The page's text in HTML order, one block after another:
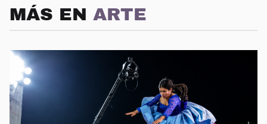
MÁS EN ARTE